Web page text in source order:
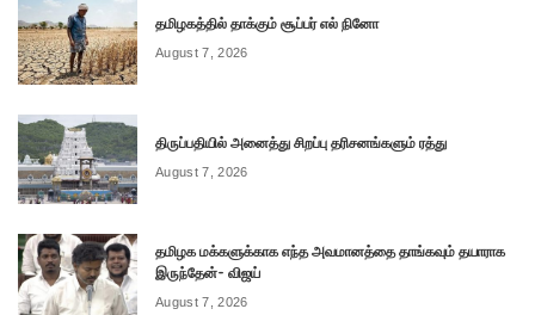
தமிழகத்தில் தாக்கும் சூப்பர் எல் நினோ
August 7, 2026
திருப்பதியில் அனைத்து சிறப்பு தரிசனங்களும் ரத்து
August 7, 2026
தமிழக மக்களுக்காக எந்த அவமானத்தை தாங்கவும் தயாராக
இருந்தேன்- விஜய்
August 7, 2026